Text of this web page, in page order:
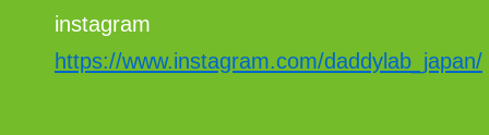
instagram
https://www.instagram.com/daddylab_japan/